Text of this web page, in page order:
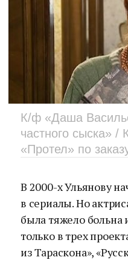
К/ф «Даша
частного сыска» /
«Протел» по
В 2000-х Ульянову
в сериалы. Но
была тяжело больна
только в трех
из Тараскона»,